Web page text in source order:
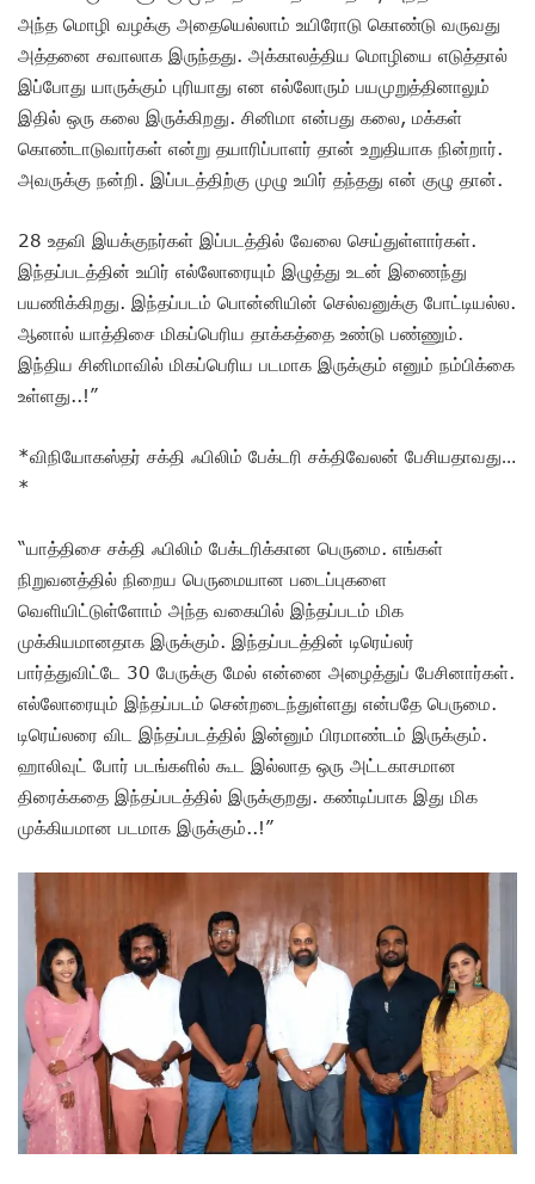
அந்த மொழி வழக்கு அதையெல்லாம் உயிரோடு கொண்டு வருவது
அத்தனை சவாலாக இருந்தது. அக்காலத்திய மொழியை எடுத்தால்
இப்போது யாருக்கும் புரியாது என எல்லோரும் பயமுறுத்தினாலும்
இதில் ஒரு கலை இருக்கிறது. சினிமா என்பது கலை, மக்கள்
கொண்டாடுவார்கள் என்று தயாரிப்பாளர் தான் உறுதியாக நின்றார்.
அவருக்கு நன்றி. இப்படத்திற்கு முழு உயிர் தந்தது என் குழு தான்.
28 உதவி இயக்குநர்கள் இப்படத்தில் வேலை செய்துள்ளார்கள்.
இந்தப்படத்தின் உயிர் எல்லோரையும் இழுத்து உடன் இணைந்து
பயணிக்கிறது. இந்தப்படம் பொன்னியின் செல்வனுக்கு போட்டியல்ல.
ஆனால் யாத்திசை மிகப்பெரிய தாக்கத்தை உண்டு பண்ணும்.
இந்திய சினிமாவில் மிகப்பெரிய படமாக இருக்கும் எனும் நம்பிக்கை
உள்ளது..!”
*விநியோகஸ்தர் சக்தி ஃபிலிம் பேக்டரி சக்திவேலன் பேசியதாவது…
*
“யாத்திசை சக்தி ஃபிலிம் பேக்டரிக்கான பெருமை. எங்கள்
நிறுவனத்தில் நிறைய பெருமையான படைப்புகளை
வெளியிட்டுள்ளோம் அந்த வகையில் இந்தப்படம் மிக
முக்கியமானதாக இருக்கும். இந்தப்படத்தின் டிரெய்லர்
பார்த்துவிட்டே 30 பேருக்கு மேல் என்னை அழைத்துப் பேசினார்கள்.
எல்லோரையும் இந்தப்படம் சென்றடைந்துள்ளது என்பதே பெருமை.
டிரெய்லரை விட இந்தப்படத்தில் இன்னும் பிரமாண்டம் இருக்கும்.
ஹாலிவுட் போர் படங்களில் கூட இல்லாத ஒரு அட்டகாசமான
திரைக்கதை இந்தப்படத்தில் இருக்குறது. கண்டிப்பாக இது மிக
முக்கியமான படமாக இருக்கும்..!”